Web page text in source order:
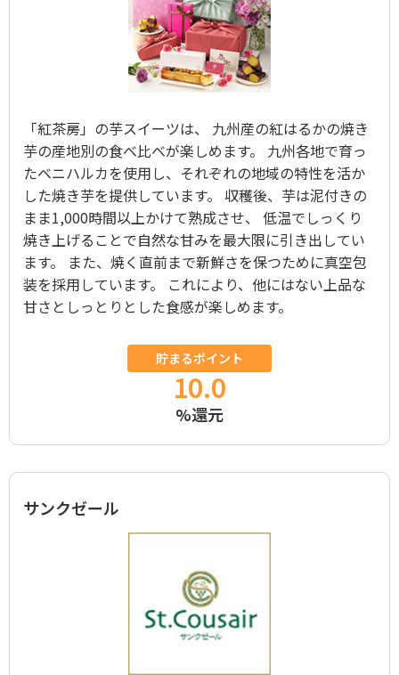
「紅茶房」の芋スイーツは、 九州産の紅はるかの焼き
芋の産地別の食べ比べが楽しめます。 九州各地で育っ
たベニハルカを使用し、それぞれの地域の特性を活か
した焼き芋を提供しています。 収穫後、芋は泥付きの
まま1,000時間以上かけて熟成させ、 低温でしっくり
焼き上げることで自然な甘みを最大限に引き出してい
ます。 また、焼く直前まで新鮮さを保つために真空包
装を採用しています。 これにより、他にはない上品な
甘さとしっとりとした食感が楽しめます。
貯まるポイント
10.0
%還元
サンクゼール